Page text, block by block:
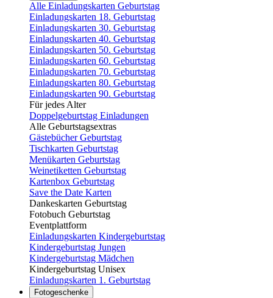
Alle Einladungskarten Geburtstag
Einladungskarten 18. Geburtstag
Einladungskarten 30. Geburtstag
Einladungskarten 40. Geburtstag
Einladungskarten 50. Geburtstag
Einladungskarten 60. Geburtstag
Einladungskarten 70. Geburtstag
Einladungskarten 80. Geburtstag
Einladungskarten 90. Geburtstag
Für jedes Alter
Doppelgeburtstag Einladungen
Alle Geburtstagsextras
Gästebücher Geburtstag
Tischkarten Geburtstag
Menükarten Geburtstag
Weinetiketten Geburtstag
Kartenbox Geburtstag
Save the Date Karten
Dankeskarten Geburtstag
Fotobuch Geburtstag
Eventplattform
Einladungskarten Kindergeburtstag
Kindergeburtstag Jungen
Kindergeburtstag Mädchen
Kindergeburtstag Unisex
Einladungskarten 1. Geburtstag
Fotogeschenke